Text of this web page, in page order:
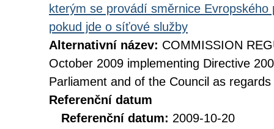
kterým se provádí směrnice
pokud jde o síťové služby
Alternativní název: COMMISSION
October 2009 implementing Directive
Parliament and of the Council as
Referenční datum
Referenční datum: 2009-10-20